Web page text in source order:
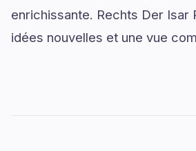
enrichissante. Rechts Der Isar
idées nouvelles et une vue